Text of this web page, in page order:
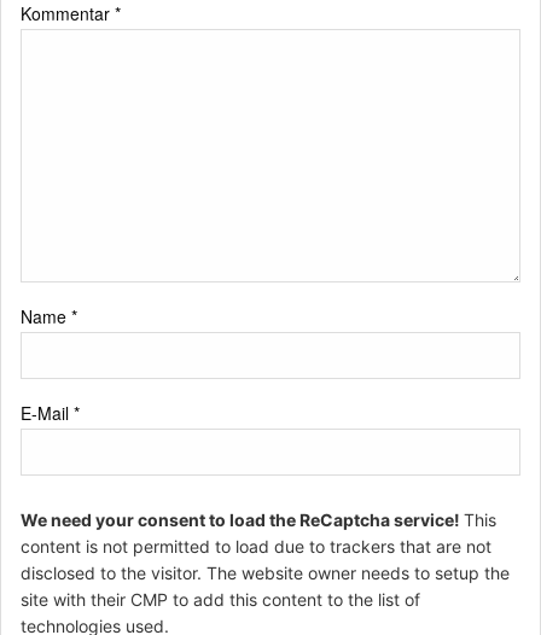
Kommentar *
Name *
E-Mail *
We need your consent to load the ReCaptcha service! This
content is not permitted to load due to trackers that are not
disclosed to the visitor. The website owner needs to setup the
site with their CMP to add this content to the list of
technologies used.